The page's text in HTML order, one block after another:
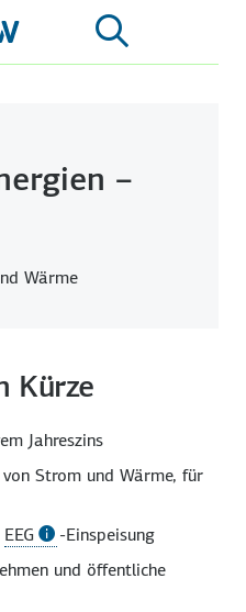
–
Wärme
Kürze
Jahreszins
Strom und Wärme, für
EEG
-Einspeisung
und öffentliche